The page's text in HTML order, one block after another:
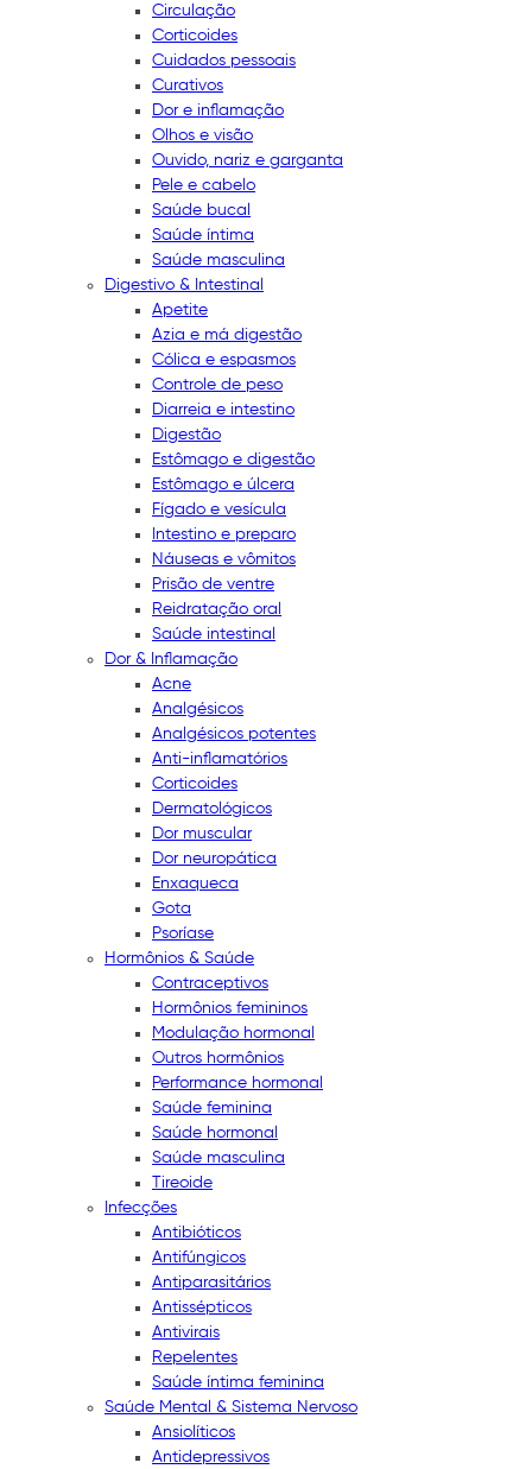
Circulação
Corticoides
Cuidados pessoais
Curativos
Dor e inflamação
Olhos e visão
Ouvido, nariz e garganta
Pele e cabelo
Saúde bucal
Saúde íntima
Saúde masculina
Digestivo & Intestinal
Apetite
Azia e má digestão
Cólica e espasmos
Controle de peso
Diarreia e intestino
Digestão
Estômago e digestão
Estômago e úlcera
Fígado e vesícula
Intestino e preparo
Náuseas e vômitos
Prisão de ventre
Reidratação oral
Saúde intestinal
Dor & Inflamação
Acne
Analgésicos
Analgésicos potentes
Anti-inflamatórios
Corticoides
Dermatológicos
Dor muscular
Dor neuropática
Enxaqueca
Gota
Psoríase
Hormônios & Saúde
Contraceptivos
Hormônios femininos
Modulação hormonal
Outros hormônios
Performance hormonal
Saúde feminina
Saúde hormonal
Saúde masculina
Tireoide
Infecções
Antibióticos
Antifúngicos
Antiparasitários
Antissépticos
Antivirais
Repelentes
Saúde íntima feminina
Saúde Mental & Sistema Nervoso
Ansiolíticos
Antidepressivos